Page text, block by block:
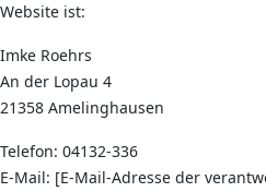
Website ist:
Imke Roehrs
An der Lopau 4
21358 Amelinghausen
Telefon: 04132-336
E-Mail: [E-Mail-Adresse der